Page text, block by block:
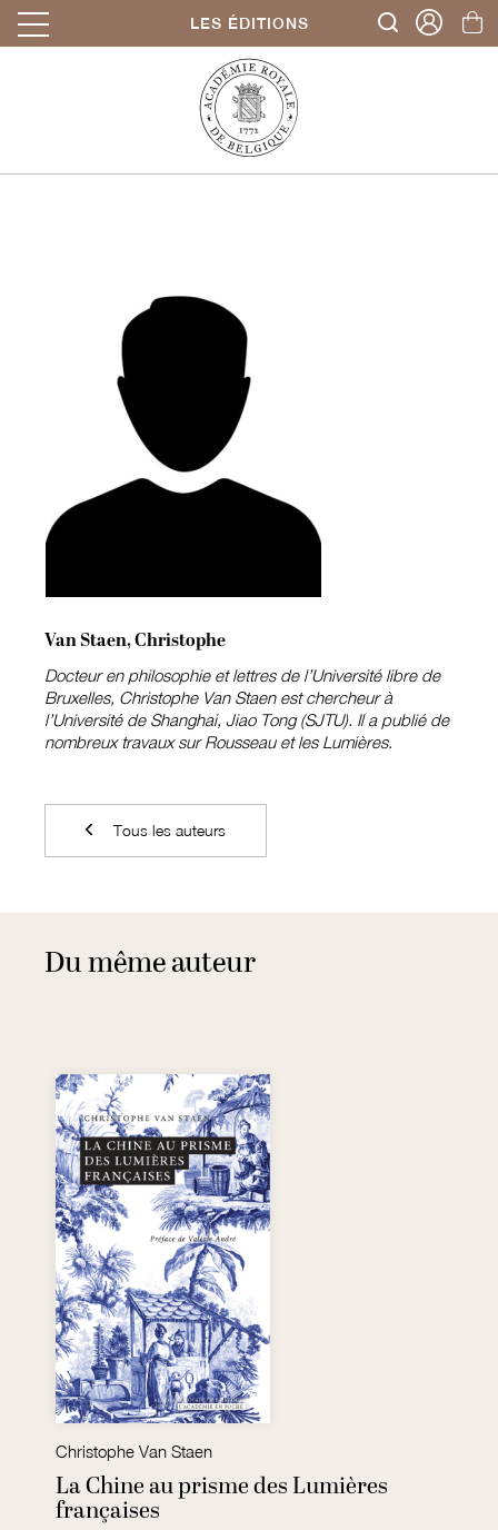
LES ÉDITIONS
Van Staen, Christophe
Docteur en philosophie et lettres de l’Université libre de
Bruxelles, Christophe Van Staen est chercheur à
l’Université de Shanghai, Jiao Tong (SJTU). Il a publié de
nombreux travaux sur Rousseau et les Lumières.
Tous les auteurs
Du même auteur
Christophe Van Staen
La Chine au prisme des Lumières
françaises